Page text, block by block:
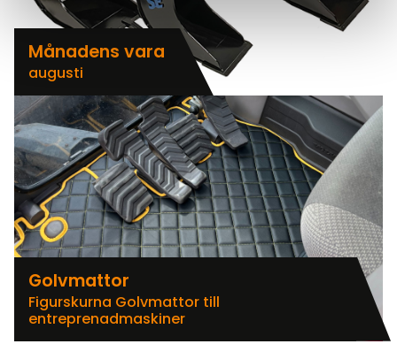
Månadens vara
augusti
Golvmattor
Figurskurna Golvmattor till
entreprenadmaskiner